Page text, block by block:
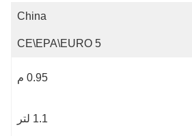
China
CE\EPA\EURO 5
0.95 م
1.1 لتر